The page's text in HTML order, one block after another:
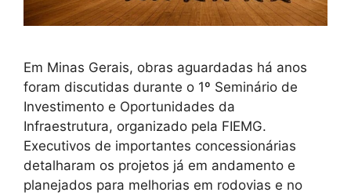
Em Minas Gerais, obras aguardadas há anos
foram discutidas durante o 1º Seminário de
Investimento e Oportunidades da
Infraestrutura, organizado pela FIEMG.
Executivos de importantes concessionárias
detalharam os projetos já em andamento e
planejados para melhorias em rodovias e no